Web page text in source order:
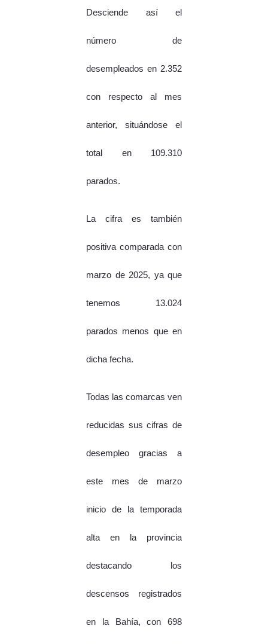
Desciende así el
número de
desempleados en 2.352
con respecto al mes
anterior, situándose el
total en 109.310
parados.
La cifra es también
positiva comparada con
marzo de 2025, ya que
tenemos 13.024
parados menos que en
dicha fecha.
Todas las comarcas ven
reducidas sus cifras de
desempleo gracias a
este mes de marzo
inicio de la temporada
alta en la provincia
destacando los
descensos registrados
en la Bahía, con 698